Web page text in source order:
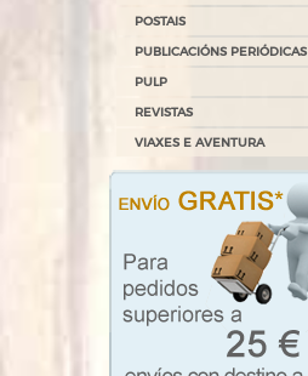
POSTAIS
PUBLICACIÓNS PERIÓDICAS
PULP
REVISTAS
VIAXES E AVENTURA